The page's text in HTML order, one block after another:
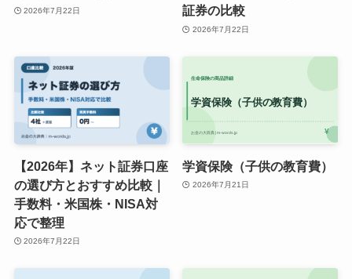
2026年7月22日
証券の比較
2026年7月22日
【2026年】ネット証券口座
の選び方とおすすめ比較｜
手数料・米国株・NISA対
応で整理
2026年7月22日
学資保険（子供の教育費）
2026年7月21日